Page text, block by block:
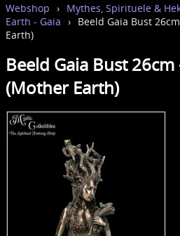
Webshop › Mythes, Spirituele &
Earth - Gaia › Beeld Gaia Bust
Earth)
Beeld Gaia Bust
(Mother Earth)